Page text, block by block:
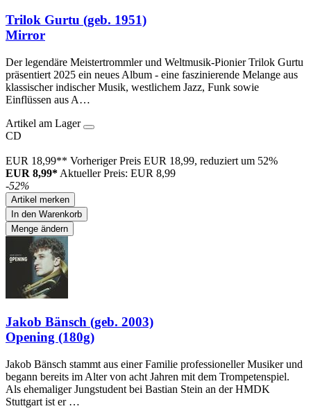
Trilok Gurtu (geb. 1951)
Mirror
Der legendäre Meistertrommler und Weltmusik-Pionier Trilok Gurtu
präsentiert 2025 ein neues Album - eine faszinierende Melange aus
klassischer indischer Musik, westlichem Jazz, Funk sowie
Einflüssen aus A…
Artikel am Lager
CD
EUR 18,99** Vorheriger Preis EUR 18,99, reduziert um 52%
EUR 8,99* Aktueller Preis: EUR 8,99
-52%
Artikel merken
In den Warenkorb
Menge ändern
Jakob Bänsch (geb. 2003)
Opening (180g)
Jakob Bänsch stammt aus einer Familie professioneller Musiker und
begann bereits im Alter von acht Jahren mit dem Trompetenspiel.
Als ehemaliger Jungstudent bei Bastian Stein an der HMDK
Stuttgart ist er …